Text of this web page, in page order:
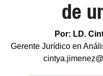
de
Por: LD.
Gerente Jurídico en